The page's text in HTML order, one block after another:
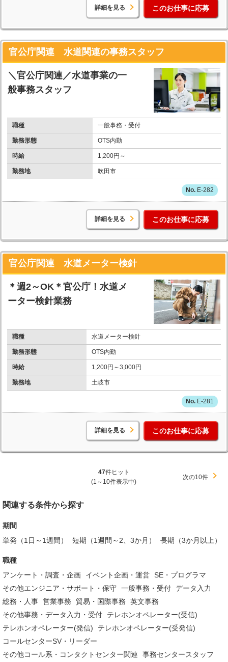
詳細を見る このお仕事に応募
官公庁関連 水道関連の事務スタッフ
＼官公庁関連／水道事業の一
般事務スタッフ
職種 一般事務・受付
勤務形態 OTS内勤
時給 1,200円～
勤務地 吹田市
E-282
詳細を見る このお仕事に応募
官公庁関連 水道メーター検針
＊週2～OK＊官公庁！水道メ
ーター検針業務
職種 水道メーター検針
勤務形態 OTS内勤
時給 1,200円～3,000円
勤務地 土岐市
E-281
詳細を見る このお仕事に応募
47件ヒット
(1～10件表示中)
次の10件
関連する条件から探す
期間
単発（1日～1週間）
短期（1週間～2、3か月） 長期（3か月以上）
職種
アンケート・調査・企画
イベント企画・運営 SE・プログラマ
その他エンジニア・サポート・保守 一般事務・受付 データ入力
総務・人事 営業事務 貿易・国際事務
英文事務
その他事務・データ入力・受付
テレホンオペレーター(受信)
テレホンオペレーター(発信)
テレホンオペレーター(受発信)
コールセンターSV・リーダー
その他コール系・コンタクトセンター関連
事務センタースタッフ